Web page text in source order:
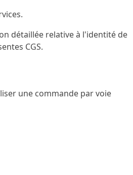
détaillée relative à l'identité de
CGS.
une commande par voie